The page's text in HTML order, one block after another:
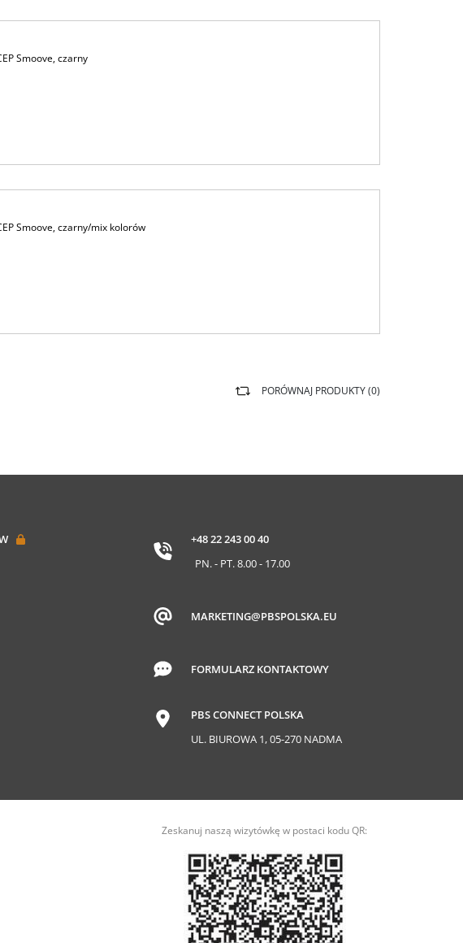
Smoove, czarny
Smoove, czarny/mix kolorów
PORÓWNAJ PRODUKTY (0)
+48 22 243 00 40
PN. - PT. 8.00 - 17.00
MARKETING@PBSPOLSKA.EU
FORMULARZ KONTAKTOWY
PBS CONNECT POLSKA
UL. BIUROWA 1, 05-270 NADMA
Zeskanuj naszą wizytówkę w postaci kodu QR: